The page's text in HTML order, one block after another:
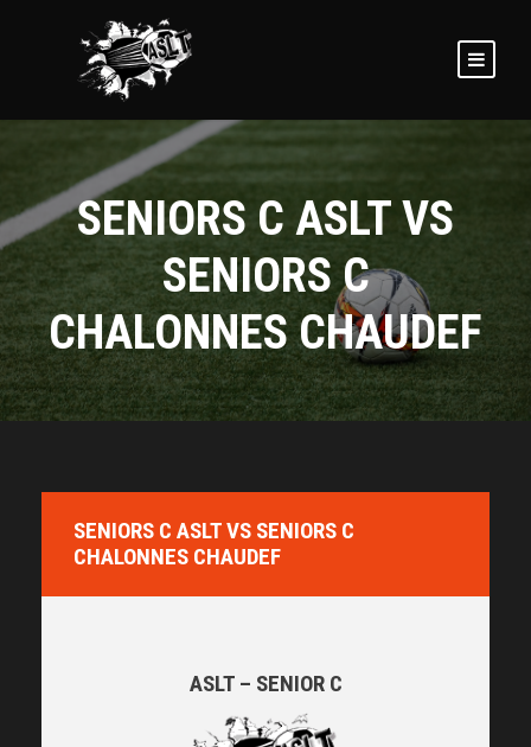
SENIORS C ASLT VS
SENIORS C
CHALONNES CHAUDEF
SENIORS C ASLT VS SENIORS C
CHALONNES CHAUDEF
ASLT – SENIOR C